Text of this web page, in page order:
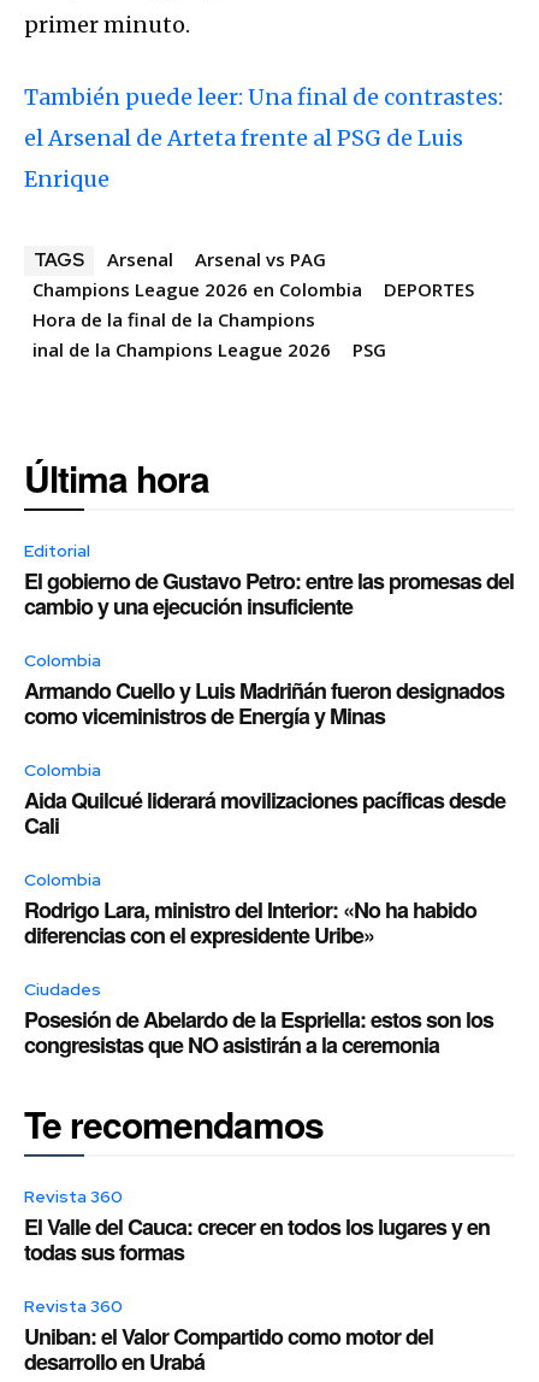
primer minuto.
También puede leer: Una final de contrastes:
el Arsenal de Arteta frente al PSG de Luis
Enrique
TAGS Arsenal
Arsenal vs PAG
Champions League 2026 en Colombia
DEPORTES
Hora de la final de la Champions
inal de la Champions League 2026
PSG
Última hora
Editorial
El gobierno de Gustavo Petro: entre las promesas del
cambio y una ejecución insuficiente
Colombia
Armando Cuello y Luis Madriñán fueron designados
como viceministros de Energía y Minas
Colombia
Aida Quilcué liderará movilizaciones pacíficas desde
Cali
Colombia
Rodrigo Lara, ministro del Interior: «No ha habido
diferencias con el expresidente Uribe»
Ciudades
Posesión de Abelardo de la Espriella: estos son los
congresistas que NO asistirán a la ceremonia
Te recomendamos
Revista 360
El Valle del Cauca: crecer en todos los lugares y en
todas sus formas
Revista 360
Uniban: el Valor Compartido como motor del
desarrollo en Urabá